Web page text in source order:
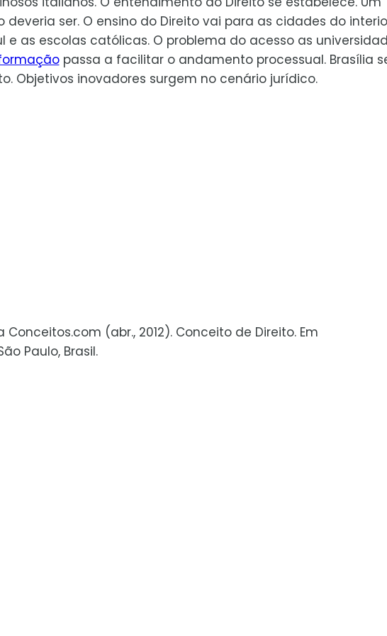
deveria ser. O ensino do Direito vai para as cidades do
e as escolas católicas. O problema do acesso as
passa a facilitar o andamento processual. Brasília
Objetivos inovadores surgem no cenário jurídico.
Conceitos.com (abr., 2012). Conceito de Direito. Em
Paulo, Brasil.